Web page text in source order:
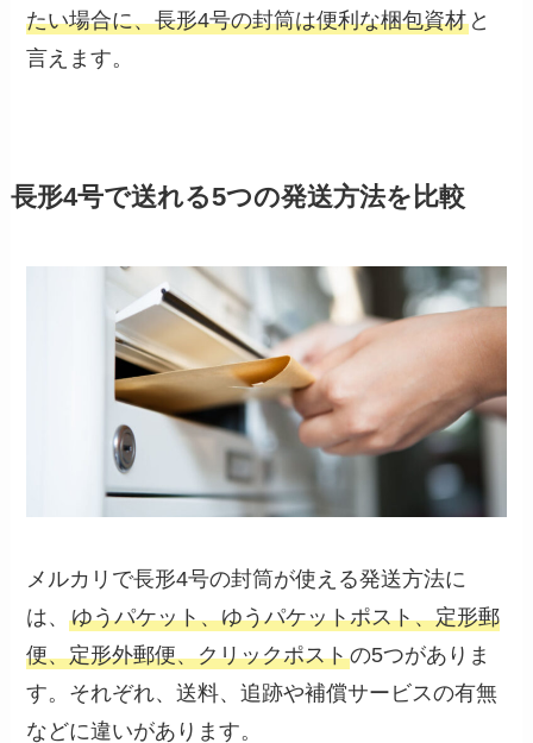
たい場合に、長形4号の封筒は便利な梱包資材 と
言えます。
長形4号で送れる5つの発送方法を比較
メルカリで長形4号の封筒が使える発送方法に
は、ゆうパケット、ゆうパケットポスト、定形郵
便、定形外郵便、クリックポストの5つがありま
す。それぞれ、送料、追跡や補償サービスの有無
などに違いがあります。